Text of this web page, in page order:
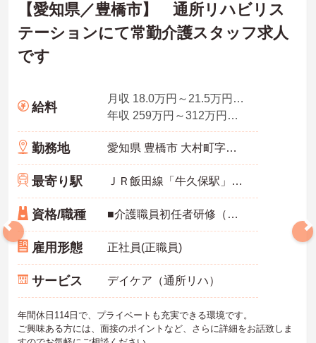
【愛知県／豊橋市】 通所リハビリス
テーションにて常勤介護スタッフ求人
です
給料
月収 18.0万円～21.5万円程度（諸手当込み）
年収 259万円～312万円程度（賞与3.2ヶ月分の場合）
勤務地 愛知県 豊橋市 大村町字山所77番地
最寄り駅 ＪＲ飯田線「牛久保駅」バス・車7分
資格/職種 ■介護職員初任者研修（ホームヘルパー2級）以上の資格お持ちの方は尚良し ■普通自動車免許（AT限定可） ※介護経験が半年以上ある方
雇用形態 正社員(正職員)
サービス デイケア（通所リハ）
年間休日114日で、プライベートも充実できる環境です。
ご興味ある方には、面接のポイントなど、さらに詳細をお話致しま